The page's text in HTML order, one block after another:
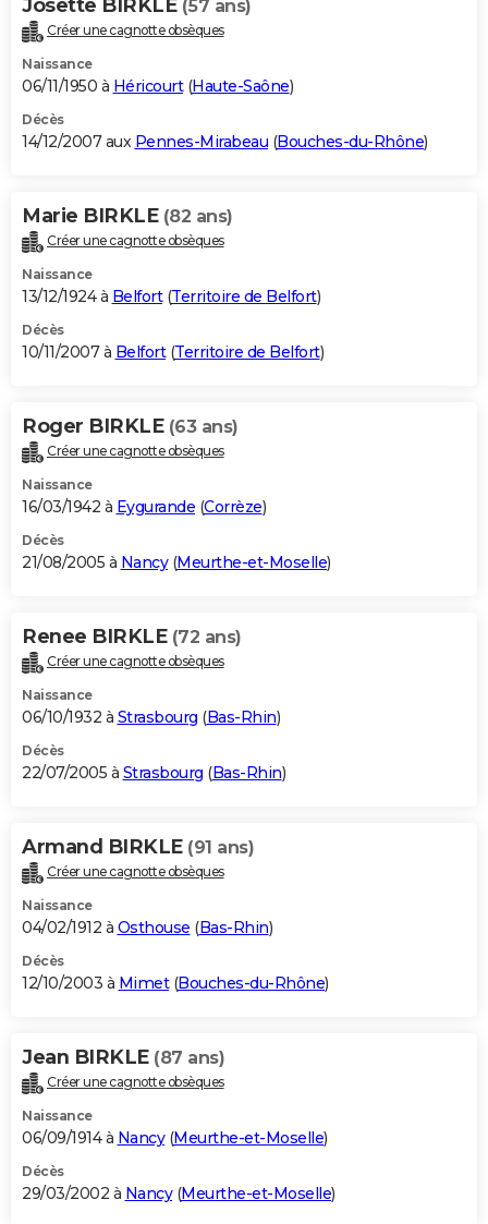
Josette BIRKLE (57 ans)
Créer une cagnotte obsèques
Naissance
06/11/1950 à Héricourt(Haute-Saône)
Décès
14/12/2007 aux Pennes-Mirabeau (Bouches-du-Rhône)
Marie BIRKLE (82 ans)
Créer une cagnotte obsèques
Naissance
13/12/1924 à Belfort(Territoire de Belfort)
Décès
10/11/2007 à Belfort(Territoire de Belfort)
Roger BIRKLE (63 ans)
Créer une cagnotte obsèques
Naissance
16/03/1942 à Eygurande (Corrèze)
Décès
21/08/2005 à Nancy(Meurthe-et-Moselle)
Renee BIRKLE (72 ans)
Créer une cagnotte obsèques
Naissance
06/10/1932 à Strasbourg (Bas-Rhin)
Décès
22/07/2005 à Strasbourg (Bas-Rhin)
Armand BIRKLE (91 ans)
Créer une cagnotte obsèques
Naissance
04/02/1912 à Osthouse (Bas-Rhin)
Décès
12/10/2003 à Mimet(Bouches-du-Rhône)
Jean BIRKLE (87 ans)
Créer une cagnotte obsèques
Naissance
06/09/1914 à Nancy(Meurthe-et-Moselle)
Décès
29/03/2002 à Nancy(Meurthe-et-Moselle)